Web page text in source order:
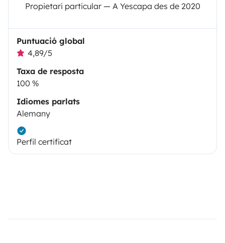
Propietari particular — A Yescapa des de 2020
Puntuació global
4,89/5
Taxa de resposta
100 %
Idiomes parlats
Alemany
Perfil certificat